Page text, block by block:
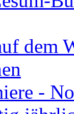
dem
-